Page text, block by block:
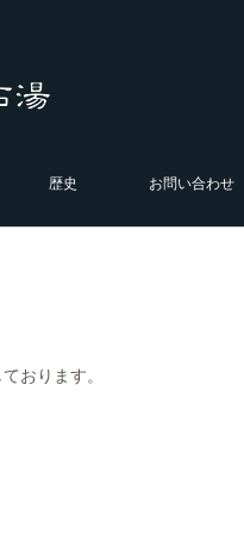
歴史 お問い合わせ
おります。